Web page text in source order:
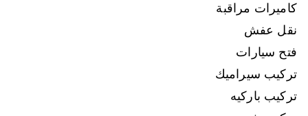
كاميرات مراقبة
نقل عفش
فتح سيارات
تركيب سيراميك
تركيب باركيه